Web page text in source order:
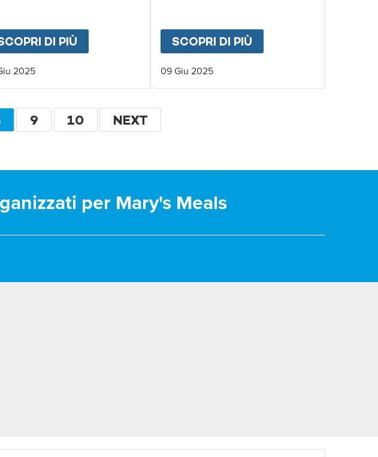
DI PIÙ UNA CORSA PER I PASTI SCOLASTICI
2025
SCOPRI DI PIÙ
09 Giu 2025
PAGINA
9 PAGINA
10
PAGINA
NEXT
per Mary's Meals